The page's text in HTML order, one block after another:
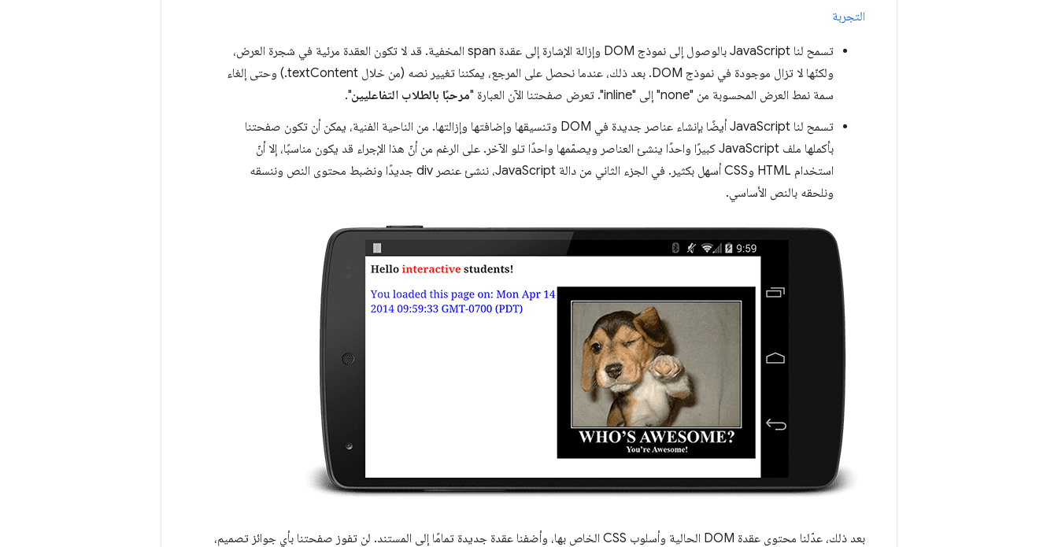
التجربة
تسمح لنا JavaScript بالوصول إلى نموذج DOM وإزالة الإشارة إلى عقدة span المخفية. قد لا تكون العقدة مرئية في شجرة العرض،
ولكنّها لا تزال موجودة في نموذج DOM. بعد ذلك، عندما نحصل على المرجع، يمكننا تغيير نصه (من خلال textContent.) وحتى إلغاء
سمة نمط العرض المحسوبة من "none" إلى "inline". تعرض صفحتنا الآن العبارة "
مرحبًا بالطلاب التفاعليين".
تسمح لنا JavaScript أيضًا بإنشاء عناصر جديدة في DOM وتنسيقها وإضافتها وإزالتها. من الناحية الفنية، يمكن أن تكون صفحتنا
بأكملها ملف JavaScript كبيرًا واحدًا ينشئ العناصر ويصمّمها واحدًا تلو الآخر. على الرغم من أنّ هذا الإجراء قد يكون مناسبًا، إلا أنّ
استخدام HTML وCSS أسهل بكثير. في الجزء الثاني من دالة JavaScript، ننشئ عنصر div جديدًا ونضبط محتوى النص وننسقه
ونلحقه بالنص الأساسي.
بعد ذلك، عدّلنا محتوى عقدة DOM الحالية وأسلوب CSS الخاص بها، وأضفنا عقدة جديدة تمامًا إلى المستند. لن تفوز صفحتنا بأي جوائز تصميم،